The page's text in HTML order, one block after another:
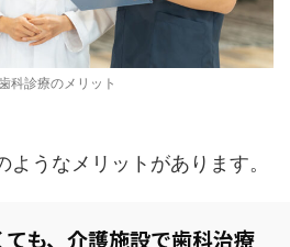
科診療のメリット
うなメリットがあります。
も、介護施設で歯科治療